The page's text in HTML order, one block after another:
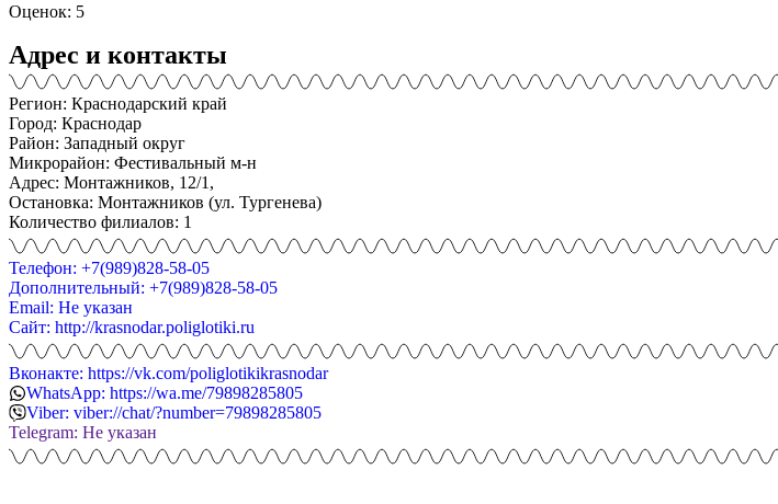
Оценок: 5
Адрес и контакты
Регион: Краснодарский край
Город: Краснодар
Район: Западный округ
Микрорайон: Фестивальный м-н
Адрес: Монтажников, 12/1,
Остановка: Монтажников (ул. Тургенева)
Количество филиалов: 1
Телефон: +7(989)828-58-05
Дополнительный: +7(989)828-58-05
Email: Не указан
Сайт: http://krasnodar.poliglotiki.ru
Вконакте: https://vk.com/poliglotikikrasnodar
WhatsApp: https://wa.me/79898285805
Viber: viber://chat/?number=79898285805
Telegram: Не указан